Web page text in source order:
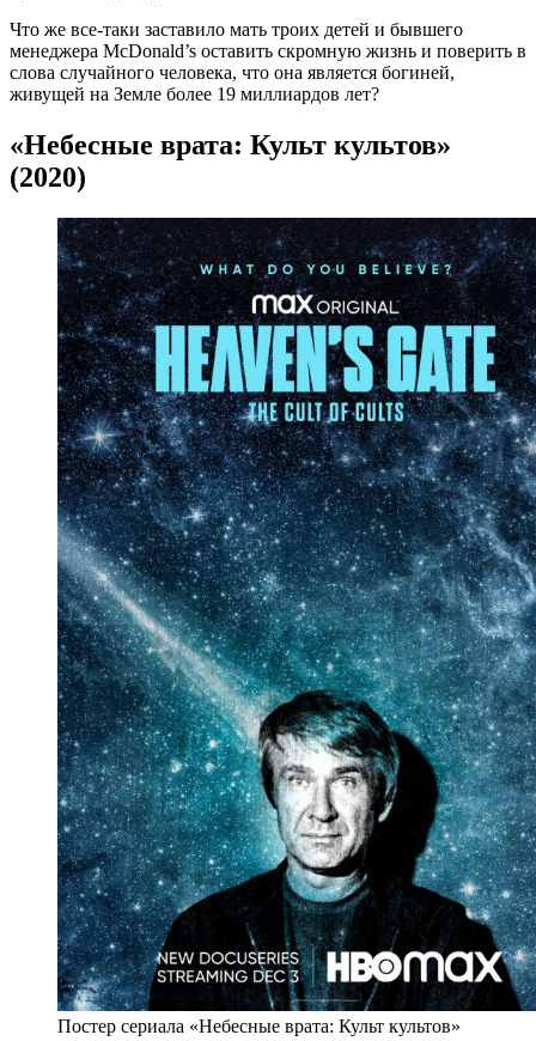
Что же все-таки заставило мать троих детей и бывшего
менеджера McDonald’s оставить скромную жизнь и поверить в
слова случайного человека, что она является богиней,
живущей на Земле более 19 миллиардов лет?
«Небесные врата: Культ культов»
(2020)
Постер сериала «Небесные врата: Культ культов»